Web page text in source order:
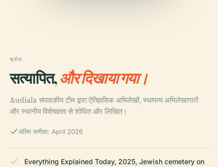
स्रोत
सत्यापित,और दिखाया गया।
Audiala संपादकीय टीम द्वारा ऐतिहासिक अभिलेखों, स्थापत्य अभिलेखागारों
और स्थानीय विशेषज्ञता से शोधित और लिखित।
अंतिम समीक्षा: April 2026
Everything Explained Today, 2025, Jewish cemetery on